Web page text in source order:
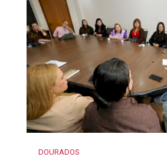
DOURADOS